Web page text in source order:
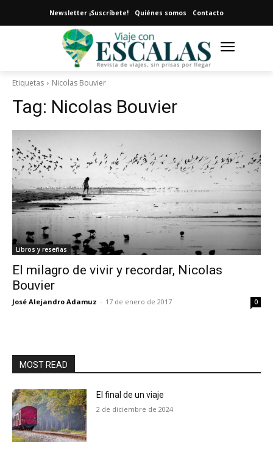
Newsletter ¡Suscríbete! Quiénes somos Contacto
Etiquetas Nicolas Bouvier
Tag: Nicolas Bouvier
Libros y reseñas
El milagro de vivir y recordar, Nicolas
Bouvier
José Alejandro Adamuz - 17 de enero de 2017 0
MOST READ
El final de un viaje
2 de diciembre de 2024